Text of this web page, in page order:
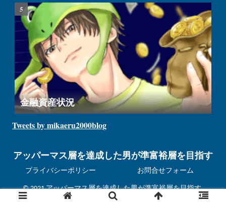
金融資産状況
Tweets by mikaeru2000blog
アッパーマス層を達成した男が準富裕層を目指す
プライバシーポリシー お問合せフォーム
© 2021 アッパーマス層を達成した男が準富裕層を目指す.